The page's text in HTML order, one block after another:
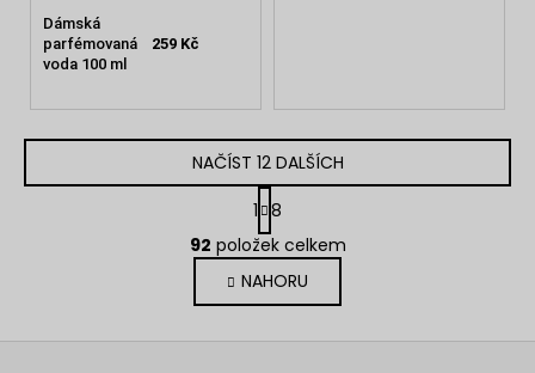
Dámská
parfémovaná
voda 100 ml
259 Kč
O
v
l
á
d
NAČÍST 12 DALŠÍCH
S
t
r
á
n
k
o
1 8
92 položek celkem
NAHORU